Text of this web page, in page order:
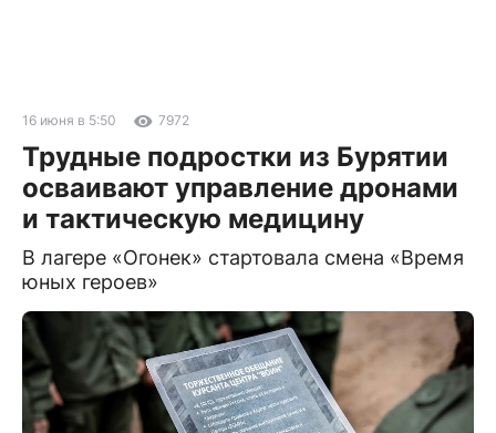
16 июня в 5:50 7972
Трудные подростки из Бурятии
осваивают управление дронами
и тактическую медицину
В лагере «Огонек» стартовала смена «Время
юных героев»